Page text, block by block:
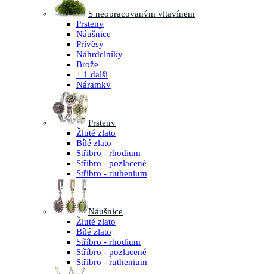
S neopracovaným vltavínem
Prsteny
Náušnice
Přívěsy
Náhrdelníky
Brože
+ 1 další
Náramky
Prsteny
Žluté zlato
Bílé zlato
Stříbro - rhodium
Stříbro - pozlacené
Stříbro - ruthenium
Náušnice
Žluté zlato
Bílé zlato
Stříbro - rhodium
Stříbro - pozlacené
Stříbro - ruthenium